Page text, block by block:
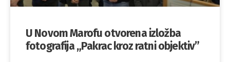
U Novom Marofu otvorena izložba
fotografija „Pakrac kroz ratni objektiv”